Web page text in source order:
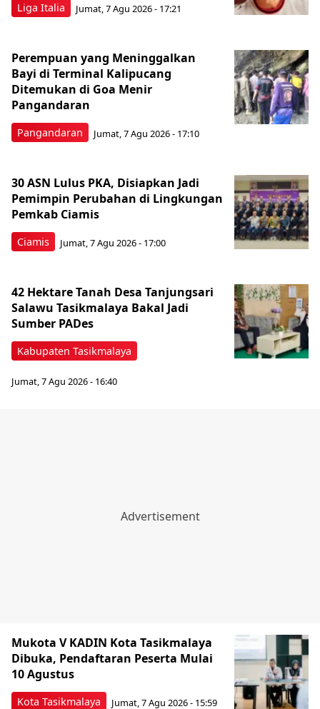
Liga Italia Jumat, 7 Agu 2026 - 17:21
Pangandaran
Perempuan yang Meninggalkan
Bayi di Terminal Kalipucang
Ditemukan di Goa Menir
Pangandaran
Jumat, 7 Agu 2026 - 17:10
Ciamis
30 ASN Lulus PKA, Disiapkan Jadi
Pemimpin Perubahan di Lingkungan
Pemkab Ciamis
Jumat, 7 Agu 2026 - 17:00
Kabupaten Tasikmalaya
42 Hektare Tanah Desa Tanjungsari
Salawu Tasikmalaya Bakal Jadi
Sumber PADes
Jumat, 7 Agu 2026 - 16:40
Kota Tasikmalaya
Mukota V KADIN Kota Tasikmalaya
Dibuka, Pendaftaran Peserta Mulai
10 Agustus
Jumat, 7 Agu 2026 - 15:59